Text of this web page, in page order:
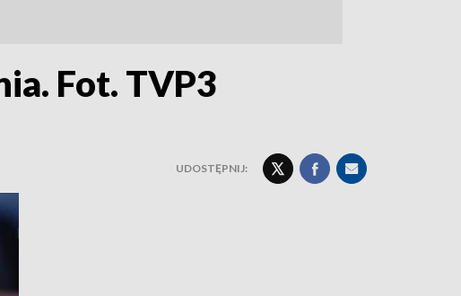
Fot. TVP3
UDOSTĘPNIJ: